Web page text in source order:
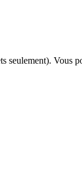
seulement). Vous